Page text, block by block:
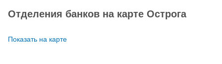
Отделения банков на карте Острога
Показать на карте